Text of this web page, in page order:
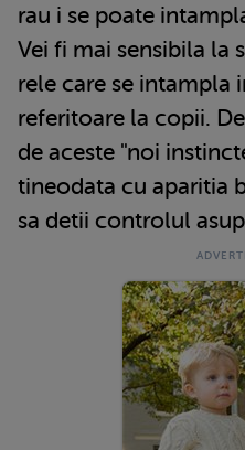
rau i se poate
Vei fi mai sensibila la
rele care se intampla
referitoare la copii.
de aceste "noi
tineodata cu aparitia
sa detii controlul